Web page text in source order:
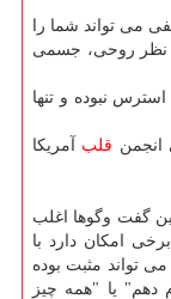
می تواند شما را
نظر روحی، جسمی
نبوده و تنها
انجمن قلب آمریكا
گفت وگوها اغلب
امكان دارد با
تواند مثبت بوده
دهم" یا "همه چیز